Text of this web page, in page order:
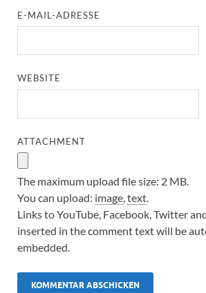
E-MAIL-ADRESSE
WEBSITE
ATTACHMENT
The maximum upload file size: 2 MB.
You can upload: image,text.
Links to YouTube, Facebook, Twitter
inserted in the comment text will be
embedded.